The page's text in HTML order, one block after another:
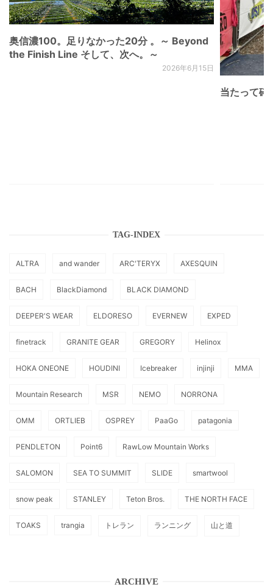
奥信濃100。足りなかった20分 。～ Beyond
the Finish Line そして、次へ。～
2026年6月15日
当たって砕
TAG-INDEX
ALTRA and wander ARC'TERYX AXESQUIN
BACH BlackDiamond BLACK DIAMOND
DEEPER'S WEAR ELDORESO EVERNEW EXPED
finetrack GRANITE GEAR GREGORY Helinox
HOKA ONEONE HOUDINI Icebreaker injinji MMA
Mountain Research MSR NEMO NORRONA
OMM ORTLIEB OSPREY PaaGo patagonia
PENDLETON Point6 RawLow Mountain Works
SALOMON SEA TO SUMMIT SLIDE smartwool
snow peak STANLEY Teton Bros. THE NORTH FACE
TOAKS trangia トレラン ランニング 山と道
ARCHIVE